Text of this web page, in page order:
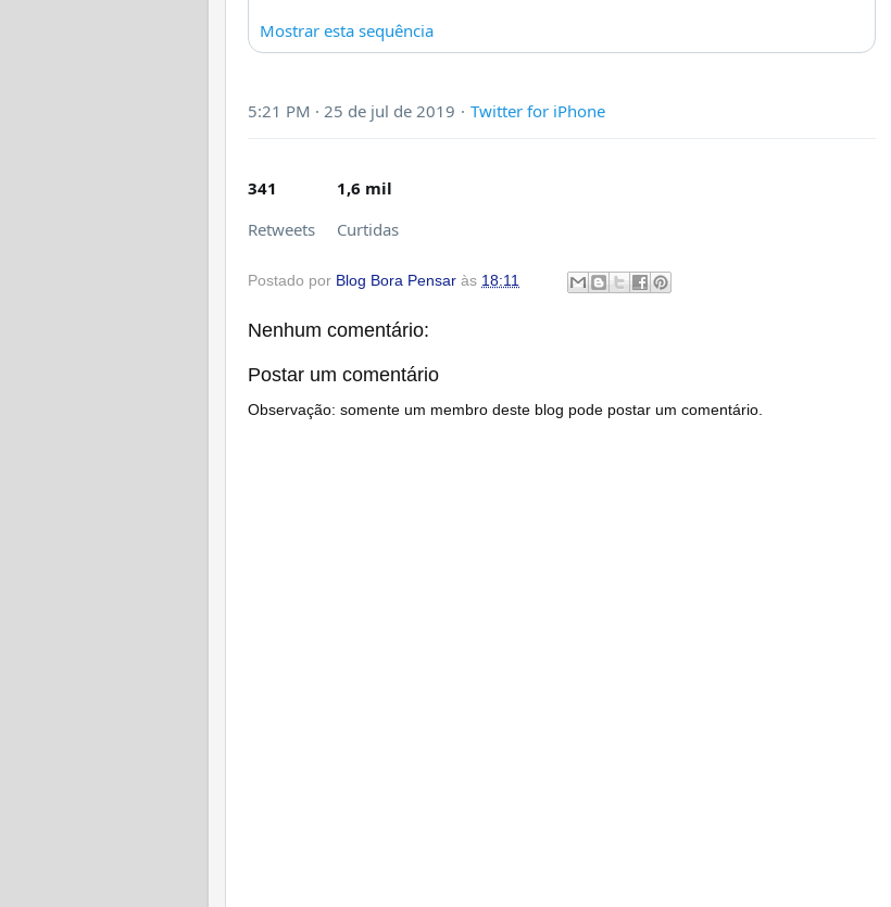
t
Mostrar esta sequência
5:21 PM · 25 de jul de 2019 · Twitter for iPhone
341
Retweets
1,6 mil
Curtidas
Postado por Blog Bora Pensar às 18:11
Nenhum comentário:
Postar um comentário
Observação: somente um membro deste blog pode postar um comentário.